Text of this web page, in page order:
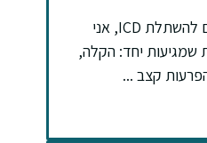
כשאני פוגש אנשים שנשלחים להשתלת ICD, אני
שמגיעות יחד: הקלה,
קצב ...